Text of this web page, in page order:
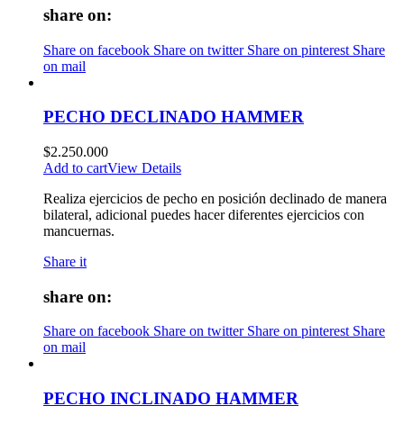
share on:
Share on facebook Share on twitter Share on pinterest Share
on mail
PECHO DECLINADO HAMMER
$2.250.000
Add to cartView Details
Realiza ejercicios de pecho en posición declinado de manera
bilateral, adicional puedes hacer diferentes ejercicios con
mancuernas.
Share it
share on:
Share on facebook Share on twitter Share on pinterest Share
on mail
PECHO INCLINADO HAMMER